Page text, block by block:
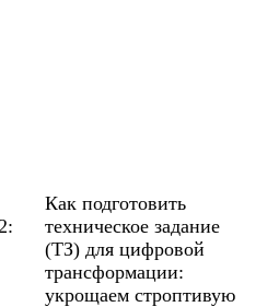
Как подготовить
техническое задание
(ТЗ) для цифровой
трансформации:
укрощаем строптивую